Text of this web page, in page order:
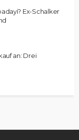
Ex-Schalker
an: Drei